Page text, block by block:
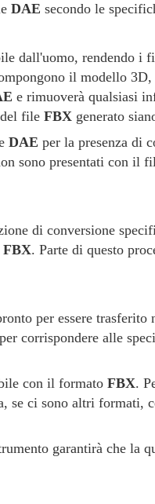
DAE secondo le
dall'uomo, rendendo i
il modello
e rimuoverà qualsiasi
file FBX generato
DAE per la presenza di
sono presentati con il
di conversione
FBX. Parte di questo
per essere trasferito
corrispondere alle
con il formato FBX.
se ci sono altri formati,
garantirà che la